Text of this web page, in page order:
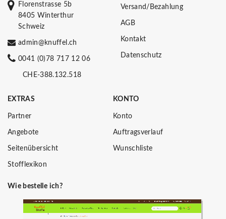
Florenstrasse 5b
8405 Winterthur
Schweiz
admin@knuffel.ch
0041 (0)78 717 12 06
CHE-388.132.518
Versand/Bezahlung
AGB
Kontakt
Datenschutz
EXTRAS
Partner
Angebote
Seitenübersicht
Stofflexikon
KONTO
Konto
Auftragsverlauf
Wunschliste
Wie bestelle ich?